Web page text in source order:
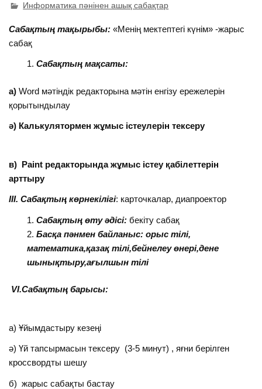
Информатика пәнінен ашық сабақтар
Сабақтың тақырыбы: «Менің мектептегі күнім» -жарыс
сабақ
Сабақтың мақсаты:
а) Word мәтіндік редакторына мәтін енгізу ережелерін
қорытындылау
ә) Калькулятормен жұмыс істеулерін тексеру
в) Paint редакторында жұмыс істеу қабілеттерін
арттыру
III. Сабақтың көрнекілігі: карточкалар, диапроектор
Сабақтың өту әдісі:бекіту сабақ
Басқа пәнмен байланыс: орыс тілі,
математика,қазақ тілі,бейнелеу өнері,дене
шынықтыру,ағылшын тілі
VI.Сабақтың барысы:
а) Ұйымдастыру кезеңі
ә) Үй тапсырмасын тексеру (3-5 минут) , яғни берілген
кроссвордты шешу
б) жарыс сабақты бастау